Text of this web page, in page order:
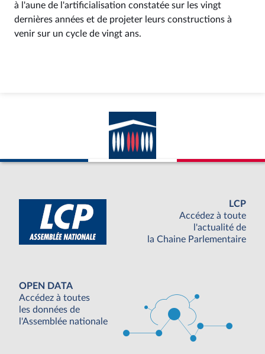
à l'aune de l'artificialisation constatée sur les vingt
dernières années et de projeter leurs constructions à
venir sur un cycle de vingt ans.
LCP
Accédez à toute
l'actualité de
la Chaine Parlementaire
OPEN DATA
Accédez à toutes
les données de
l'Assemblée nationale